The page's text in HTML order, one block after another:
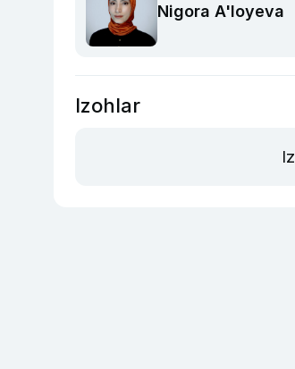
Nigora A'loyeva
Izohlar